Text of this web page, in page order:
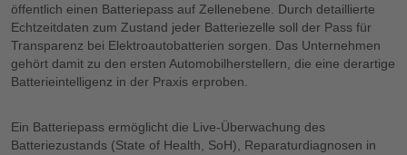
öffentlich einen Batteriepass auf Zellenebene. Durch detaillierte
Echtzeitdaten zum Zustand jeder Batteriezelle soll der Pass für
Transparenz bei Elektroautobatterien sorgen. Das Unternehmen
gehört damit zu den ersten Automobilherstellern, die eine derartige
Batterieintelligenz in der Praxis erproben.
Ein Batteriepass ermöglicht die Live-Überwachung des
Batteriezustands (State of Health, SoH), Reparaturdiagnosen in